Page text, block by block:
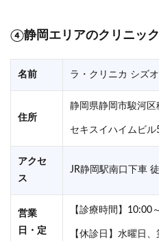
④静岡エリアのクリニッ
名前 ラ・クリニカ シズ
住所
静岡県静岡市駿河
セキスイハイムビル
アクセ
ス
JR静岡駅南口下車
営業
日・定
【診療時間】10:00
【休診日】水曜日